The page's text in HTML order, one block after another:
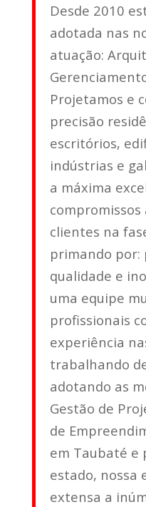
Desde 2010
adotada nas
atuação:
Projetamos e
precisão
escritórios,
indústrias e
a máxima
compromissos
clientes na
primando por:
qualidade e
uma equipe
profissionais
experiência
trabalhando
adotando as
Gestão de
de
em Taubaté e
estado, nossa
extensa a